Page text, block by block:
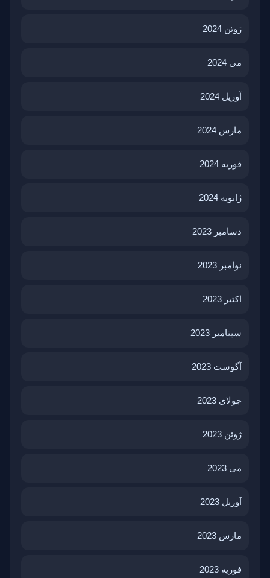
ژوئن 2024
می 2024
آوریل 2024
مارس 2024
فوریه 2024
ژانویه 2024
دسامبر 2023
نوامبر 2023
اکتبر 2023
سپتامبر 2023
آگوست 2023
جولای 2023
ژوئن 2023
می 2023
آوریل 2023
مارس 2023
فوریه 2023